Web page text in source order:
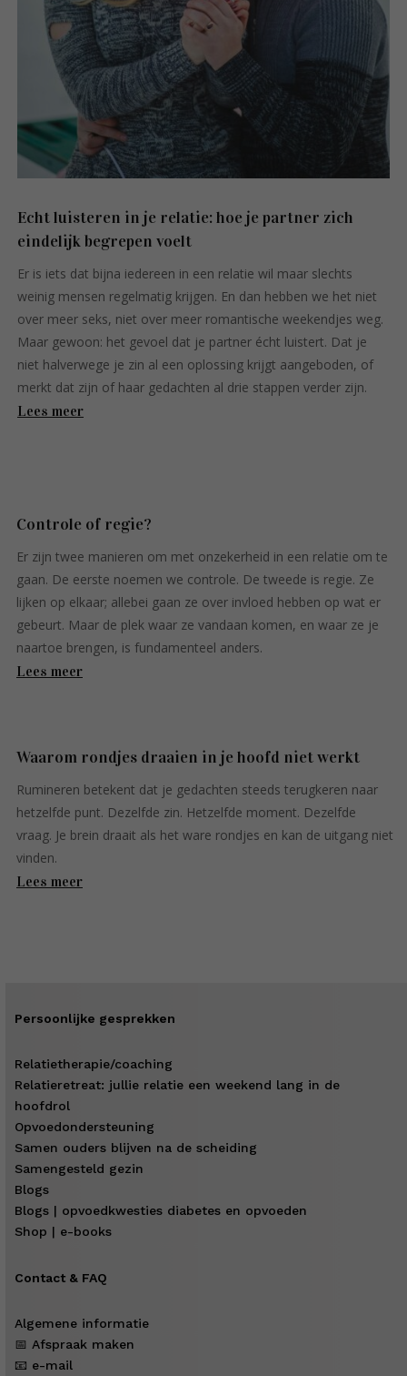
Echt luisteren in je relatie: hoe je partner zich
eindelijk begrepen voelt
Er is iets dat bijna iedereen in een relatie wil maar slechts
weinig mensen regelmatig krijgen. En dan hebben we het niet
over meer seks, niet over meer romantische weekendjes weg.
Maar gewoon: het gevoel dat je partner écht luistert. Dat je
niet halverwege je zin al een oplossing krijgt aangeboden, of
merkt dat zijn of haar gedachten al drie stappen verder zijn.
Lees meer
Controle of regie?
Er zijn twee manieren om met onzekerheid in een relatie om te
gaan. De eerste noemen we controle. De tweede is regie. Ze
lijken op elkaar; allebei gaan ze over invloed hebben op wat er
gebeurt. Maar de plek waar ze vandaan komen, en waar ze je
naartoe brengen, is fundamenteel anders.
Lees meer
Waarom rondjes draaien in je hoofd niet werkt
Rumineren betekent dat je gedachten steeds terugkeren naar
hetzelfde punt. Dezelfde zin. Hetzelfde moment. Dezelfde
vraag. Je brein draait als het ware rondjes en kan de uitgang niet
vinden.
Lees meer
Persoonlijke gesprekken
Relatietherapie/coaching
Relatieretreat: jullie relatie een weekend lang in de
hoofdrol
Opvoedondersteuning
Samen ouders blijven na de scheiding
Samengesteld gezin
Blogs
Blogs | opvoedkwesties diabetes en opvoeden
Shop | e-books
Contact & FAQ
Algemene informatie
📅 Afspraak maken
📧 e-mail